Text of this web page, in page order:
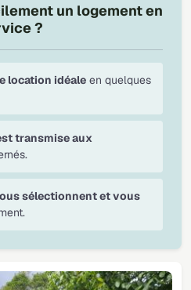
un logement en
?
location idéale en quelques
transmise aux
sélectionnent et vous